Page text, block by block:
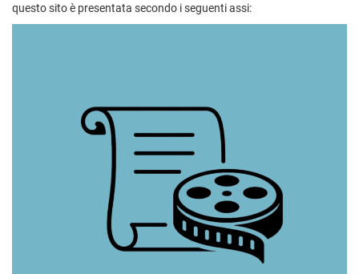
questo sito è presentata secondo i seguenti assi: